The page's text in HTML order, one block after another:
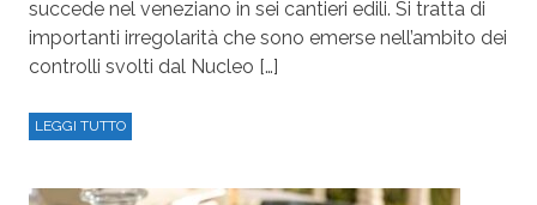
succede nel veneziano in sei cantieri edili. Si tratta di
importanti irregolarità che sono emerse nell’ambito dei
controlli svolti dal Nucleo […]
LEGGI TUTTO